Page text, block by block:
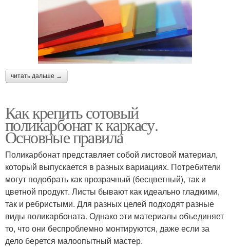
читать дальше →
Как крепить сотовый
поликарбонат к каркасу.
Основные правила
Поликарбонат представляет собой листовой материал,
который выпускается в разных вариациях. Потребители
могут подобрать как прозрачный (бесцветный), так и
цветной продукт. Листы бывают как идеально гладкими,
так и ребристыми. Для разных целей подходят разные
виды поликарбоната. Однако эти материалы объединяет
то, что они беспроблемно монтируются, даже если за
дело берется малоопытный мастер.